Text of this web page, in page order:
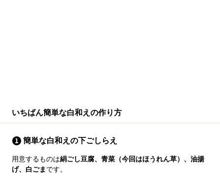
いちばん簡単な白和えの作り方
簡単な白和えの下ごしらえ
用意するものは絹ごし豆腐、青菜（今回はほうれん草）、油揚
げ、白ごま です。